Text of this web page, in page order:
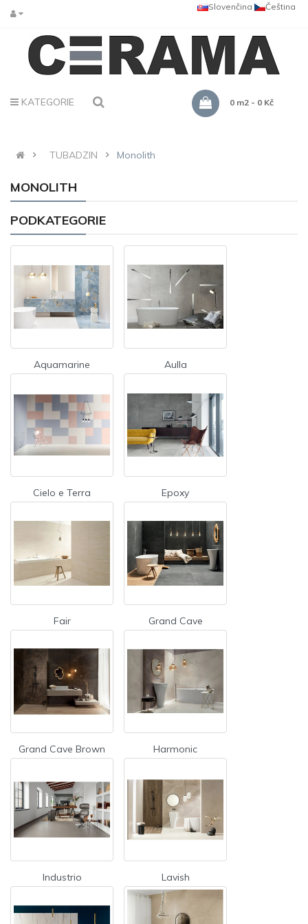
Čeština
Slovenčina
KATEGORIE 0 m2 - 0 Kč
TUBADZIN Monolith
MONOLITH
PODKATEGORIE
Aquamarine Aulla
Cielo e Terra Epoxy
Fair Grand Cave
Grand Cave Brown Harmonic
Industrio Lavish